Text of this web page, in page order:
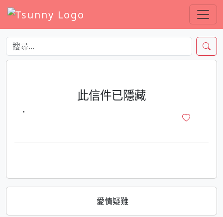
愛情疑難
此信件已隱藏
·